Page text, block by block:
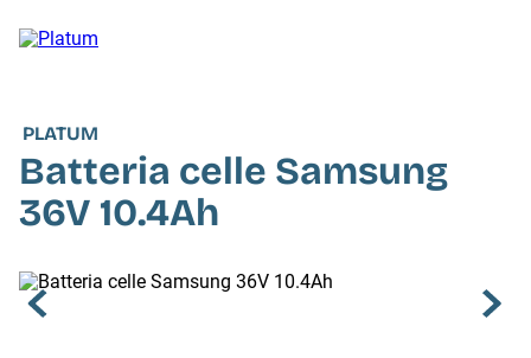
PLATUM
Batteria celle Samsung
36V 10.4Ah